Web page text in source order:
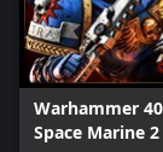
Warhammer
Space Marine 2